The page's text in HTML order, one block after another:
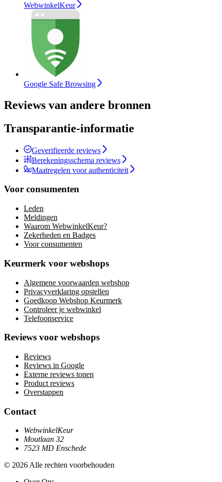
WebwinkelKeur
Google Safe Browsing
Reviews van andere bronnen
Transparantie-informatie
Geverifieerde reviews
Berekeningsschema reviews
Maatregelen voor authenticiteit
Voor consumenten
Leden
Meldingen
Waarom WebwinkelKeur?
Zekerheden en Badges
Voor consumenten
Keurmerk voor webshops
Algemene voorwaarden webshop
Privacyverklaring opstellen
Goedkoop Webshop Keurmerk
Controleer je webwinkel
Telefoonservice
Reviews voor webshops
Reviews
Reviews in Google
Externe reviews tonen
Product reviews
Overstappen
Contact
WebwinkelKeur
Moutlaan 32
7523 MD Enschede
© 2026 Alle rechten voorbehouden